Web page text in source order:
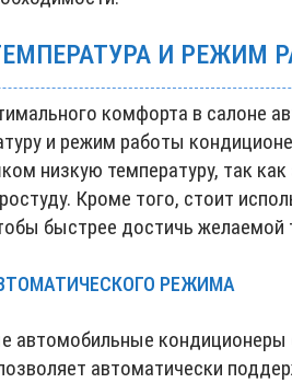
И РЕЖИМ
комфорта в салоне
и режим работы
низкую температуру, так
Кроме того, стоит
быстрее достичь желаемой
РЕЖИМА
автомобильные
автоматически